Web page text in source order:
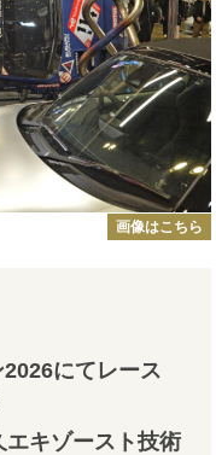
画像はこちら
にてレース
キゾースト技術